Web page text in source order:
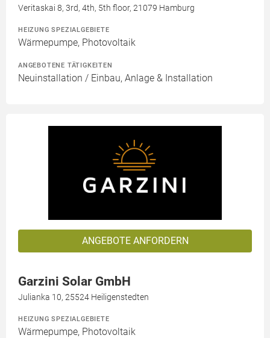
Veritaskai 8, 3rd, 4th, 5th floor, 21079 Hamburg
HEIZUNG SPEZIALGEBIETE
Wärmepumpe, Photovoltaik
ANGEBOTENE TÄTIGKEITEN
Neuinstallation / Einbau, Anlage & Installation
ANGEBOTE ANFORDERN
Garzini Solar GmbH
Julianka 10, 25524 Heiligenstedten
HEIZUNG SPEZIALGEBIETE
Wärmepumpe, Photovoltaik